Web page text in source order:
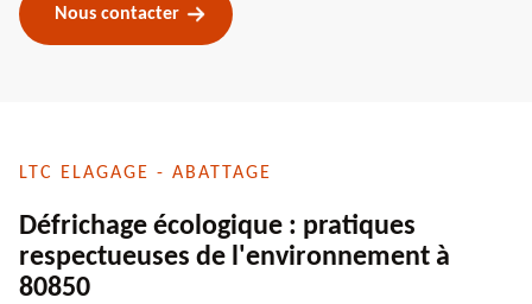
Nous contacter
LTC ELAGAGE - ABATTAGE
Défrichage écologique : pratiques
respectueuses de l'environnement à
80850